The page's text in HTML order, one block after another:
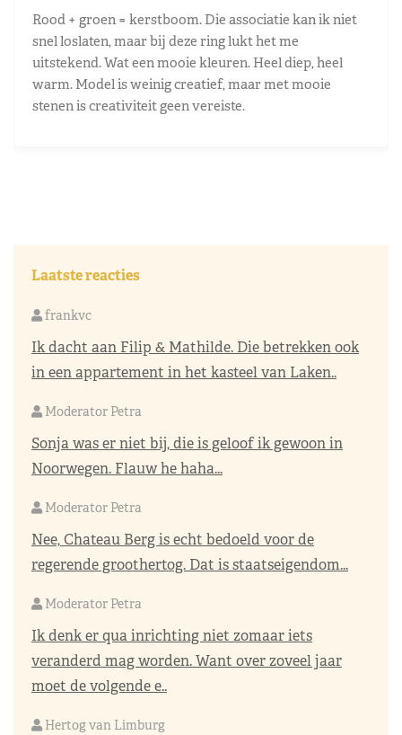
Rood + groen = kerstboom. Die associatie kan ik niet
snel loslaten, maar bij deze ring lukt het me
uitstekend. Wat een mooie kleuren. Heel diep, heel
warm. Model is weinig creatief, maar met mooie
stenen is creativiteit geen vereiste.
Laatste reacties
frankvc
Ik dacht aan Filip & Mathilde. Die betrekken ook
in een appartement in het kasteel van Laken..
Moderator Petra
Sonja was er niet bij, die is geloof ik gewoon in
Noorwegen. Flauw he haha...
Moderator Petra
Nee, Chateau Berg is echt bedoeld voor de
regerende groothertog. Dat is staatseigendom...
Moderator Petra
Ik denk er qua inrichting niet zomaar iets
veranderd mag worden. Want over zoveel jaar
moet de volgende e..
Hertog van Limburg